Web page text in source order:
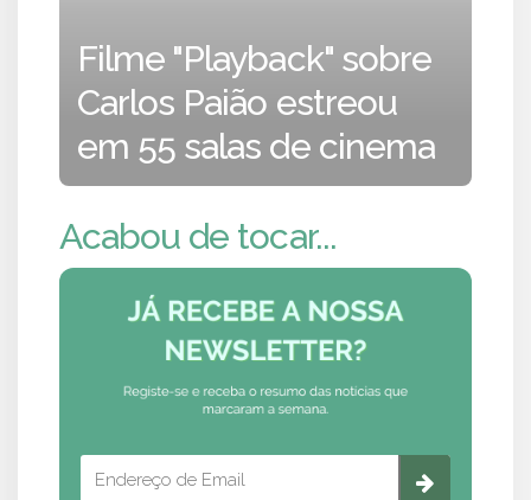
Filme "Playback" sobre
Carlos Paião estreou
em 55 salas de cinema
Acabou de tocar...